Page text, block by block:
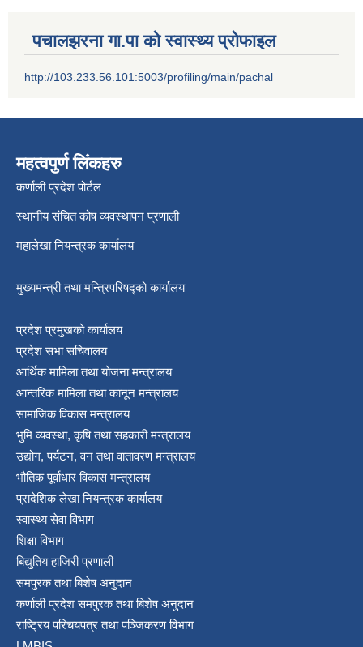
पचालझरना गा.पा को स्वास्थ्य प्रोफाइल
http://103.233.56.101:5003/profiling/main/pachal
महत्वपुर्ण लिंकहरु
कर्णाली प्रदेश पोर्टल
स्थानीय संचित कोष व्यवस्थापन प्रणाली
महालेखा नियन्त्रक कार्यालय
मुख्यमन्त्री तथा मन्त्रिपरिषद्को कार्यालय
प्रदेश प्रमुखको कार्यालय
प्रदेश सभा सचिवालय
आर्थिक मामिला तथा योजना मन्त्रालय
आन्तरिक मामिला तथा कानून मन्त्रालय
सामाजिक विकास मन्त्रालय
भुमि व्यवस्था, कृषि तथा सहकारी मन्त्रालय
उद्योग, पर्यटन, वन तथा वातावरण मन्त्रालय
भौतिक पूर्वाधार विकास मन्त्रालय
प्रादेशिक लेखा नियन्त्रक कार्यालय
स्वास्थ्य सेवा विभाग
शिक्षा विभाग
बिद्युतिय हाजिरी प्रणाली
समपुरक तथा बिशेष अनुदान
कर्णाली प्रदेश समपुरक तथा बिशेष अनुदान
राष्ट्रिय परिचयपत्र तथा पञ्जिकरण विभाग